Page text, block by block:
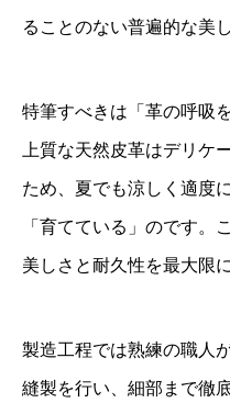
ることのない普遍的な美
特筆すべきは「革の呼吸
上質な天然皮革はデリケ
ため、夏でも涼しく適度
「育てている」のです。
美しさと耐久性を最大限
製造工程では熟練の職人
縫製を行い、細部まで徹